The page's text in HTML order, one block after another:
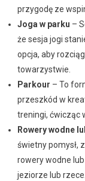
przygodę ze
Joga w parku –
że sesja jogi
opcja, aby
towarzystwie.
Parkour – To
przeszkód w
treningi, ćwicząc
Rowery wodne
świetny pomysł,
rowery wodne
jeziorze lub rzece.